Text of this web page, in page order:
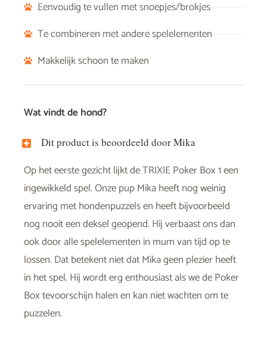
Eenvoudig te vullen met snoepjes/brokjes
Te combineren met andere spelelementen
Makkelijk schoon te maken
Wat vindt de hond?
Dit product is beoordeeld door Mika
Op het eerste gezicht lijkt de TRIXIE Poker Box 1 een
ingewikkeld spel. Onze pup Mika heeft nog weinig
ervaring met hondenpuzzels en heeft bijvoorbeeld
nog nooit een deksel geopend. Hij verbaast ons dan
ook door alle spelelementen in mum van tijd op te
lossen. Dat betekent niet dat Mika geen plezier heeft
in het spel. Hij wordt erg enthousiast als we de Poker
Box tevoorschijn halen en kan niet wachten om te
puzzelen.